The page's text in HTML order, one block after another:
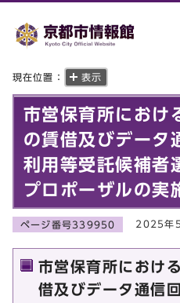
現在位置： 表示
市営保育所におけ
の賃借及びデータ
利用等受託候補者
プロポーザルの実
ページ番号339950 2025年
市営保育所におけ
借及びデータ通信